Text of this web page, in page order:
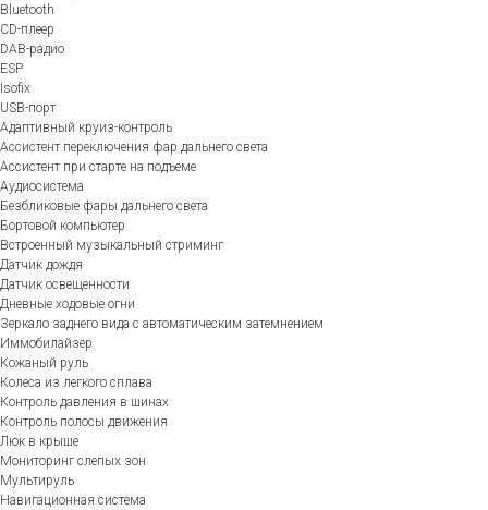
Bluetooth
CD-плеер
DAB-радио
ESP
Isofix
USB-порт
Адаптивный круиз-контроль
Ассистент переключения фар дальнего света
Ассистент при старте на подъеме
Аудиосистема
Безбликовые фары дальнего света
Бортовой компьютер
Встроенный музыкальный стриминг
Датчик дождя
Датчик освещенности
Дневные ходовые огни
Зеркало заднего вида с автоматическим затемнением
Иммобилайзер
Кожаный руль
Колеса из легкого сплава
Контроль давления в шинах
Контроль полосы движения
Люк в крыше
Мониторинг слепых зон
Мультируль
Навигационная система